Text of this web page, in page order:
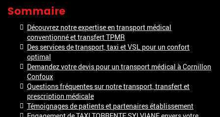
Sommaire
Découvrez notre expertise en transport médical
conventionné et transfert TPMR
Des services de transport, taxi et VSL pour un confort
optimal
Demandez votre devis pour un transport médical à Cornillon
Confoux
Questions fréquentes sur notre transport, transfert et
prescription médicale
Témoignages de patients et partenaires établissement